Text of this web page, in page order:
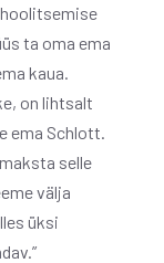
ta oma ema
kaua.
on lihtsalt
ema Schlott.
selle
välja
üksi